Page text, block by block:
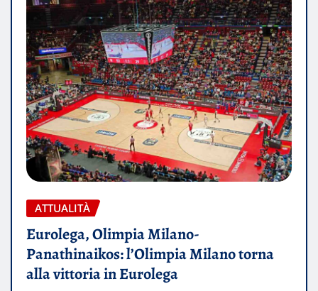
ATTUALITÀ
Eurolega, Olimpia Milano-
Panathinaikos: l’Olimpia Milano torna
alla vittoria in Eurolega